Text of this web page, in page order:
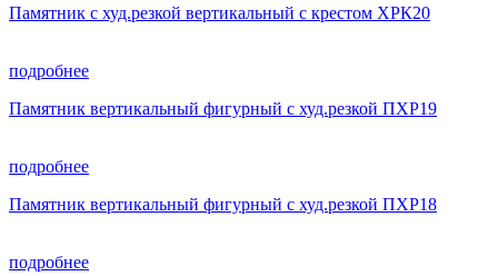
Памятник с худ.резкой вертикальный с крестом ХРК20
подробнее
Памятник вертикальный фигурный с худ.резкой ПХР19
подробнее
Памятник вертикальный фигурный с худ.резкой ПХР18
подробнее